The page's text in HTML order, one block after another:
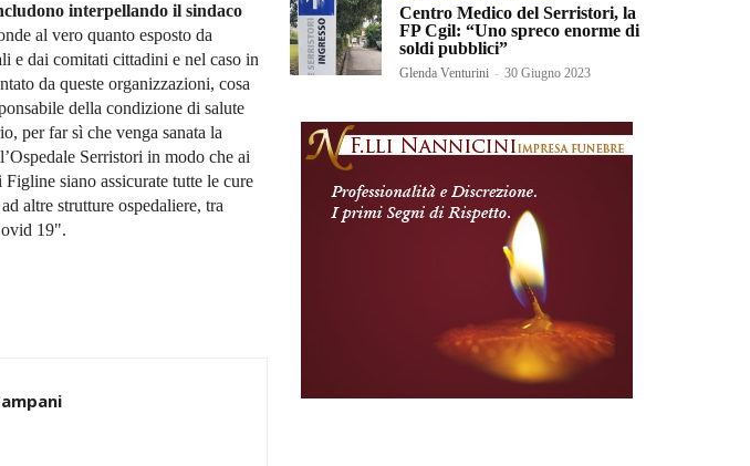
interpellando il sindaco
al vero quanto esposto da
e dai comitati cittadini e nel caso in
da queste organizzazioni, cosa
della condizione di salute
per far sì che venga sanata la
Serristori in modo che ai
siano assicurate tutte le cure
altre strutture ospedaliere, tra
19".
Centro Medico del Serristori, la
FP Cgil: “Uno spreco enorme di
soldi pubblici”
Glenda Venturini - 30 Giugno 2023